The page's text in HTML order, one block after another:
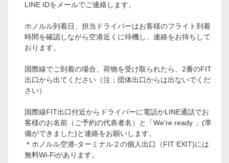
LINE IDをメールでご連絡します。
ホノルル到着日、担当ドライバーはお客様のフライト到着
時間を確認しながら空港近くに待機し、連絡をお待ちして
おります。
国際線でご到着の場合、荷物を受け取られたら、2番のFIT
出口から出てください（注；団体出口からは出ないでくだ
さい）
国際線FIT出口付近からドライバーに電話かLINE通話でお
客様のお名前（ご予約の代表者名）と「We’re ready 」(準
備ができました)と連絡をお願いします。
＊ホノルル空港-ターミナル２の個人出口（FIT EXIT)には
無料Wi-Fiがあります。